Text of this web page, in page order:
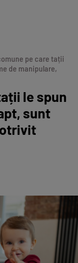
pe care tații
de manipulare,
le spun
sunt